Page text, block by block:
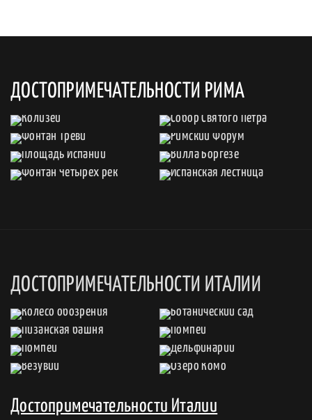
ДОСТОПРИМЕЧАТЕЛЬНОСТИ РИМА
ДОСТОПРИМЕЧАТЕЛЬНОСТИ ИТАЛИИ
Достопримечательности Италии